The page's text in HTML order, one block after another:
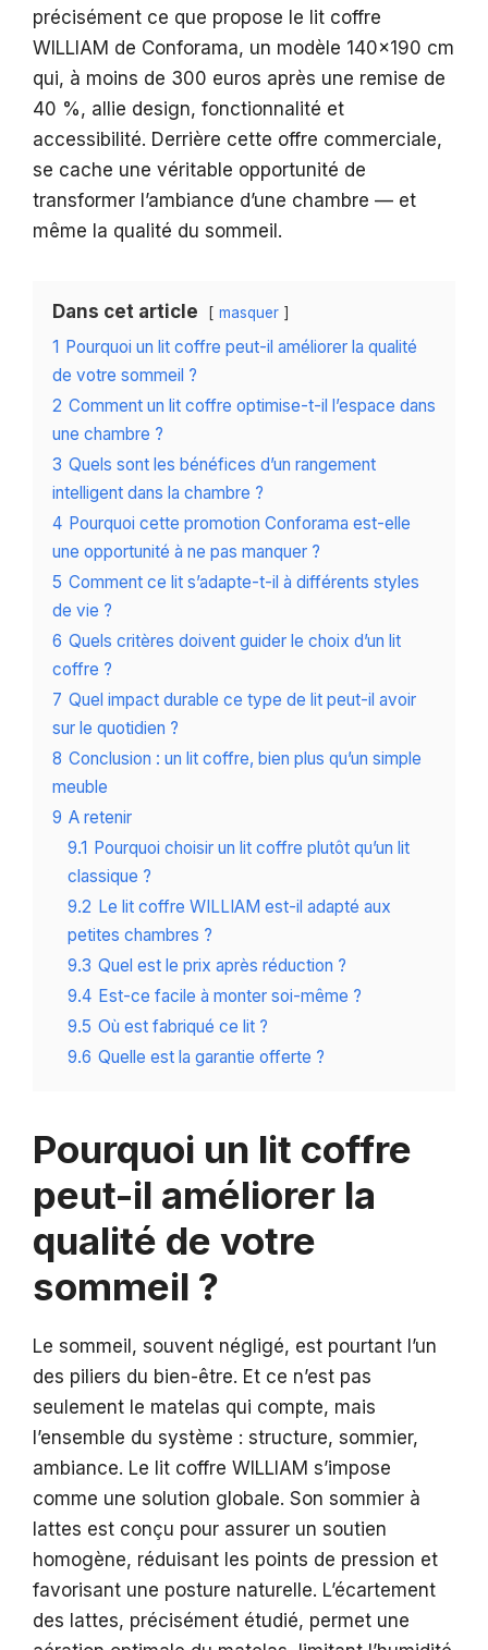
précisément ce que propose le lit coffre
WILLIAM de Conforama, un modèle 140×190 cm
qui, à moins de 300 euros après une remise de
40 %, allie design, fonctionnalité et
accessibilité. Derrière cette offre commerciale,
se cache une véritable opportunité de
transformer l’ambiance d’une chambre — et
même la qualité du sommeil.
Dans cet article masquer
1 Pourquoi un lit coffre peut-il améliorer la qualité
de votre sommeil ?
2 Comment un lit coffre optimise-t-il l’espace dans
une chambre ?
3 Quels sont les bénéfices d’un rangement
intelligent dans la chambre ?
4 Pourquoi cette promotion Conforama est-elle
une opportunité à ne pas manquer ?
5 Comment ce lit s’adapte-t-il à différents styles
de vie ?
6 Quels critères doivent guider le choix d’un lit
coffre ?
7 Quel impact durable ce type de lit peut-il avoir
sur le quotidien ?
8 Conclusion : un lit coffre, bien plus qu’un simple
meuble
9 A retenir
9.1 Pourquoi choisir un lit coffre plutôt qu’un lit
classique ?
9.2 Le lit coffre WILLIAM est-il adapté aux
petites chambres ?
9.3 Quel est le prix après réduction ?
9.4 Est-ce facile à monter soi-même ?
9.5 Où est fabriqué ce lit ?
9.6 Quelle est la garantie offerte ?
Pourquoi un lit coffre
peut-il améliorer la
qualité de votre
sommeil ?
Le sommeil, souvent négligé, est pourtant l’un
des piliers du bien-être. Et ce n’est pas
seulement le matelas qui compte, mais
l’ensemble du système : structure, sommier,
ambiance. Le lit coffre WILLIAM s’impose
comme une solution globale. Son sommier à
lattes est conçu pour assurer un soutien
homogène, réduisant les points de pression et
favorisant une posture naturelle. L’écartement
des lattes, précisément étudié, permet une